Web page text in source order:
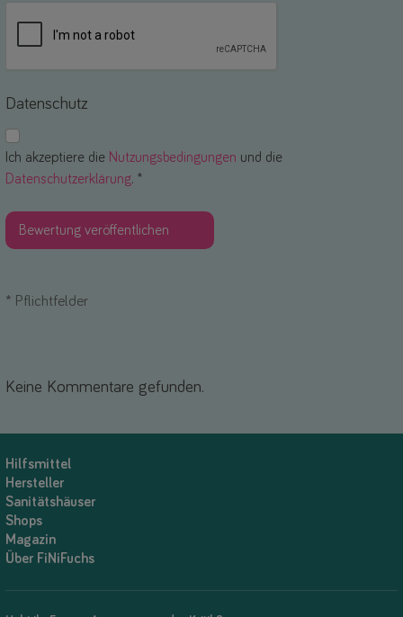
Datenschutz
Ich akzeptiere die Nutzungsbedingungen und die
Datenschutzerklärung. *
* Pflichtfelder
Keine Kommentare gefunden.
Hilfsmittel
Hersteller
Sanitätshäuser
Shops
Magazin
Über FiNiFuchs